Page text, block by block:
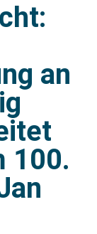
an
100.